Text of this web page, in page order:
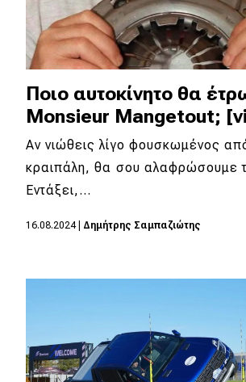
Ποιο αυτοκίνητο θα
Monsieur Mangetout;
Αν νιώθεις λίγο φουσκωμένος
κραιπάλη, θα σου αλαφρώσουμε
Εντάξει,…
16.08.2024| Δημήτρης Σαμπαζιώτης